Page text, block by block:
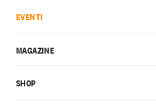
EVENTI
MAGAZINE
SHOP